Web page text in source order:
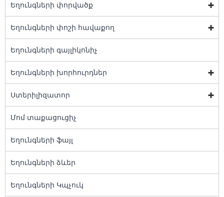
Եղունգների փորվածք
Եղունգների փոշի հավաքող
Եղունգների գայլիկոնիչ
Եղունգների խորհուրդներ
Ստերիլիզատոր
Մոմ տաքացուցիչ
Եղունգների ֆայլ
Եղունգների ձևեր
Եղունգների Կպչուկ